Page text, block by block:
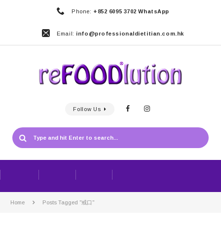
Phone: +852 6095 3702 WhatsApp
Email: info@professionaldietitian.com.hk
Follow Us
Home Posts Tagged "戒口"